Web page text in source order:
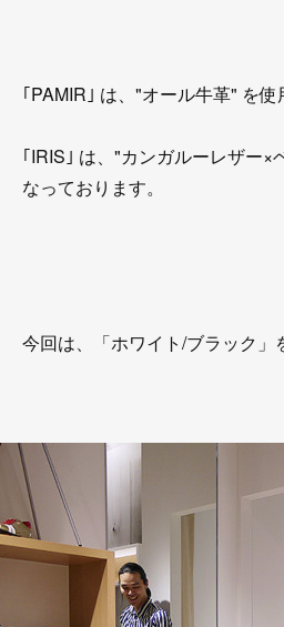
｢PAMIR｣ は、"オール牛革" を使
｢IRIS｣ は、"カンガルーレザー×
なっております。
今回は、「ホワイト/ブラック」